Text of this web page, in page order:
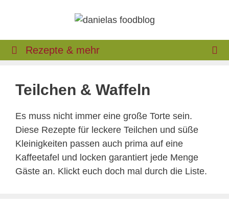
Rezepte & mehr
Teilchen & Waffeln
Es muss nicht immer eine große Torte sein.
Diese Rezepte für leckere Teilchen und süße
Kleinigkeiten passen auch prima auf eine
Kaffeetafel und locken garantiert jede Menge
Gäste an. Klickt euch doch mal durch die Liste.